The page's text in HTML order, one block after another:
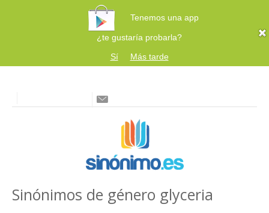
Tenemos una app
¿te gustaría probarla?
Sí
Más tarde
Sinónimos de género glyceria